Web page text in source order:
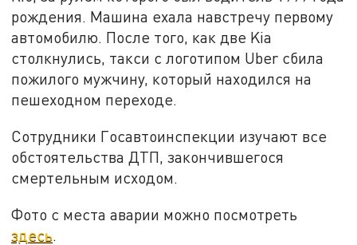
рождения. Машина ехала навстречу первому
автомобилю. После того, как две Kia
столкнулись, такси с логотипом Uber сбила
пожилого мужчину, который находился на
пешеходном переходе.
Сотрудники Госавтоинспекции изучают все
обстоятельства ДТП, закончившегося
смертельным исходом.
Фото с места аварии можно посмотреть
здесь